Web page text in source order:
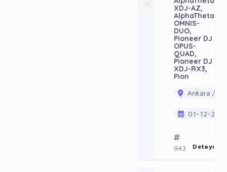
XDJ-AZ,
AlphaTheta
OMNIS-
DUO,
Pioneer DJ
OPUS-
QUAD,
Pioneer DJ
XDJ-RX3,
Pion
Ankara /
01-12-
943 Detayı